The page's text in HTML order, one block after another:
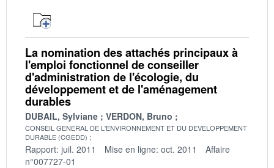
La nomination des attachés principaux à
l'emploi fonctionnel de conseiller
d'administration de l'écologie, du
développement et de l'aménagement
durables
DUBAIL, Sylviane VERDON, Bruno
CONSEIL GENERAL DE L'ENVIRONNEMENT ET DU DEVELOPPEMENT
DURABLE (CGEDD)
Rapport: juil. 2011 Mise en ligne: oct. 2011
Affaire
n°007727-01